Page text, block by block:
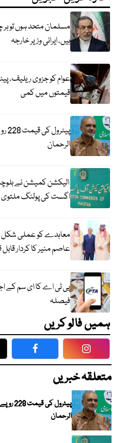
مسلمان متحد ہوں تو
ہیں، ایرانی وزیر خارجہ
عوام کو جزوی ریلیف،
قیمتوں میں کمی
الرحمان
اگست کی پولنگ
معاہدے کو عملی شکل
عاصم منیر کا کردار
پی ٹی اے کا ای سم کے
فیصلہ
ہمیں فالو کریں
Facebook
متعلقہ خبریں
الرحمان